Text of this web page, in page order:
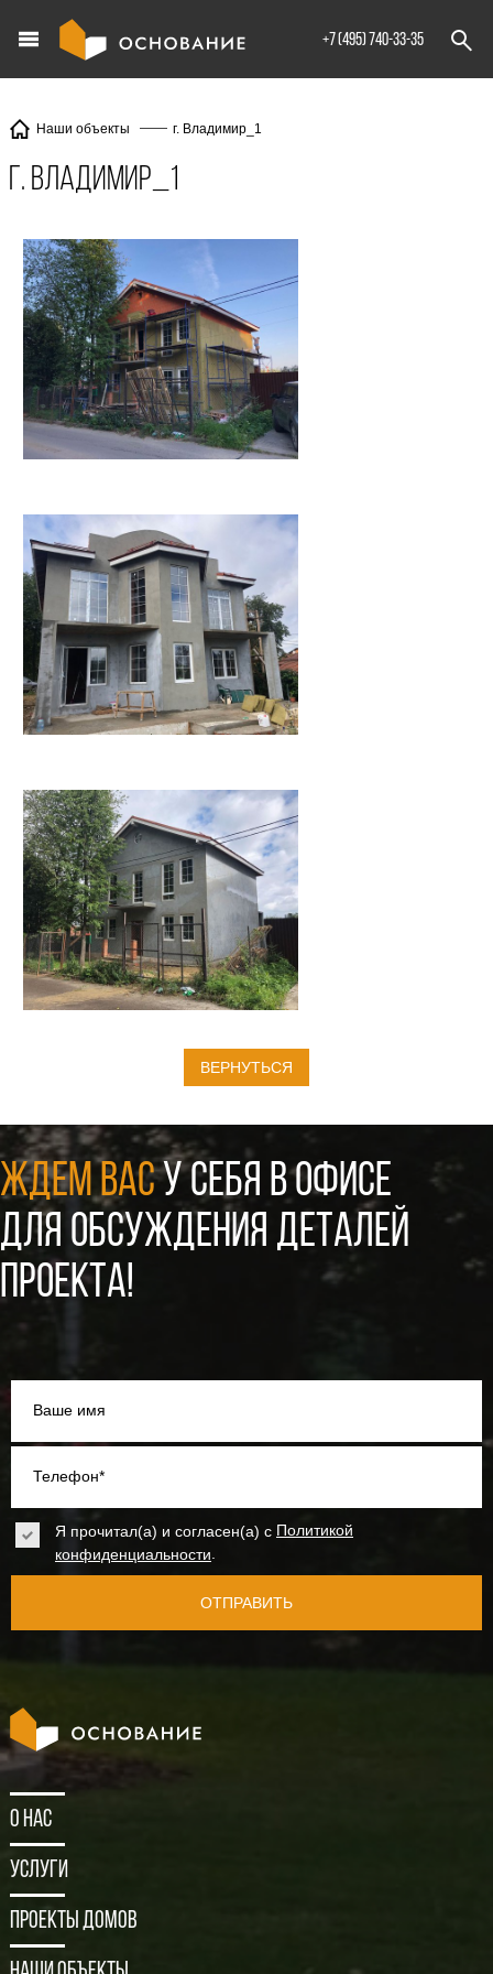
+7 (495) 740-33-35
Наши объекты г. Владимир_1
г. Владимир_1
ВЕРНУТЬСЯ
ЖДЕМ ВАСУ СЕБЯ В ОФИСЕ
ДЛЯ ОБСУЖДЕНИЯ ДЕТАЛЕЙ
ПРОЕКТА!
Ваше имя
Телефон*
Я прочитал(а) и согласен(а) с Политикой
конфиденциальности
ОТПРАВИТЬ
О нас
Услуги
Проекты домов